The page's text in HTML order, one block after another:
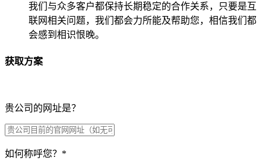
我们与众多客户都保持长期稳定的合作关系，只要是互
联网相关问题，我们都会力所能及帮助您，相信我们都
会感到相识恨晚。
获取方案
贵公司的网址是？
如何称呼您？ *